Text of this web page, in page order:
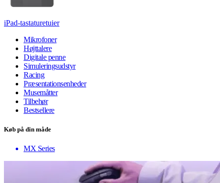
iPad-tastaturetuier
Mikrofoner
Højttalere
Digitale penne
Simuleringsudstyr
Racing
Præsentationsenheder
Musemåtter
Tilbehør
Bestsellere
Køb på din måde
MX Series